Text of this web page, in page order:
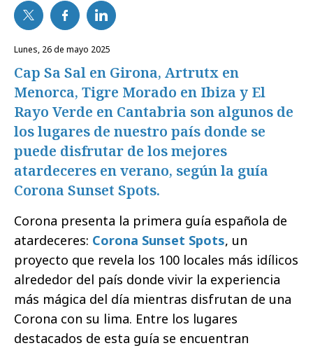
lunes, 26 de mayo 2025
Cap Sa Sal en Girona, Artrutx en
Menorca, Tigre Morado en Ibiza y El
Rayo Verde en Cantabria son algunos de
los lugares de nuestro país donde se
puede disfrutar de los mejores
atardeceres en verano, según la guía
Corona Sunset Spots.
Corona presenta la primera guía española de
atardeceres: Corona Sunset Spots, un
proyecto que revela los 100 locales más idílicos
alrededor del país donde vivir la experiencia
más mágica del día mientras disfrutan de una
Corona con su lima. Entre los lugares
destacados de esta guía se encuentran